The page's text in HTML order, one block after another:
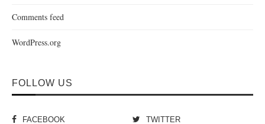
Comments feed
WordPress.org
FOLLOW US
FACEBOOK TWITTER